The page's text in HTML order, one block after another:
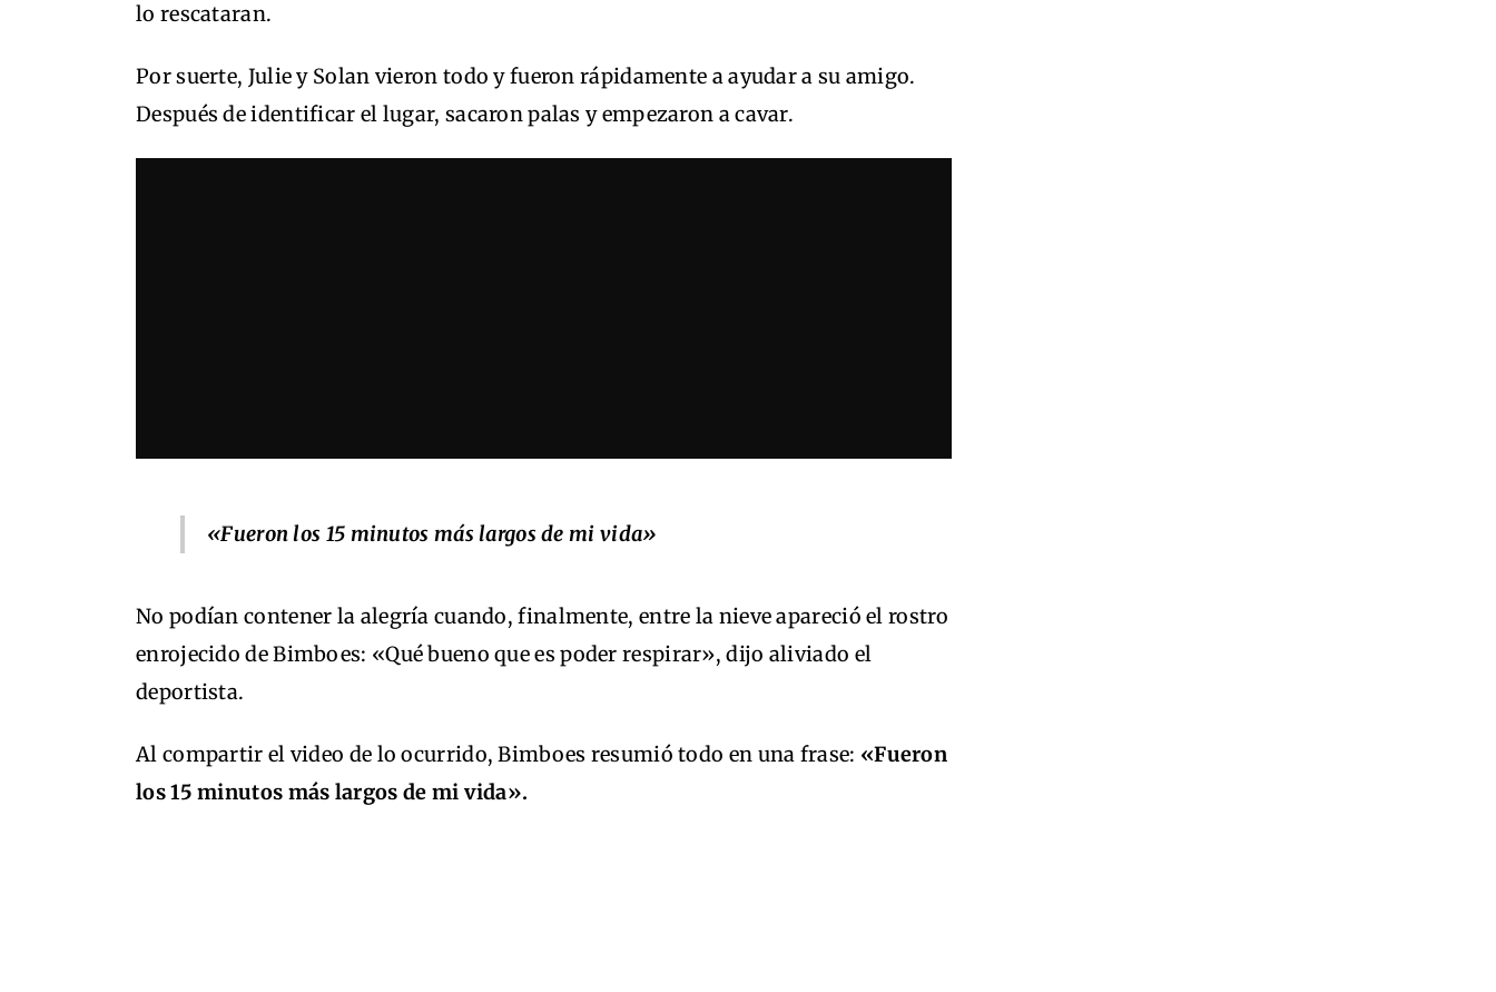
lo rescataran.
Por suerte, Julie y Solan vieron todo y fueron rápidamente a ayudar a su amigo.
Después de identificar el lugar, sacaron palas y empezaron a cavar.
«Fueron los 15 minutos más largos de mi vida»
No podían contener la alegría cuando, finalmente, entre la nieve apareció el rostro
enrojecido de Bimboes: «Qué bueno que es poder respirar», dijo aliviado el
deportista.
Al compartir el video de lo ocurrido, Bimboes resumió todo en una frase: «Fueron
los 15 minutos más largos de mi vida».